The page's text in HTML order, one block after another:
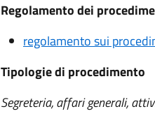
Regolamento dei
regolamento sui
Tipologie di procedimento
Segreteria, affari generali,